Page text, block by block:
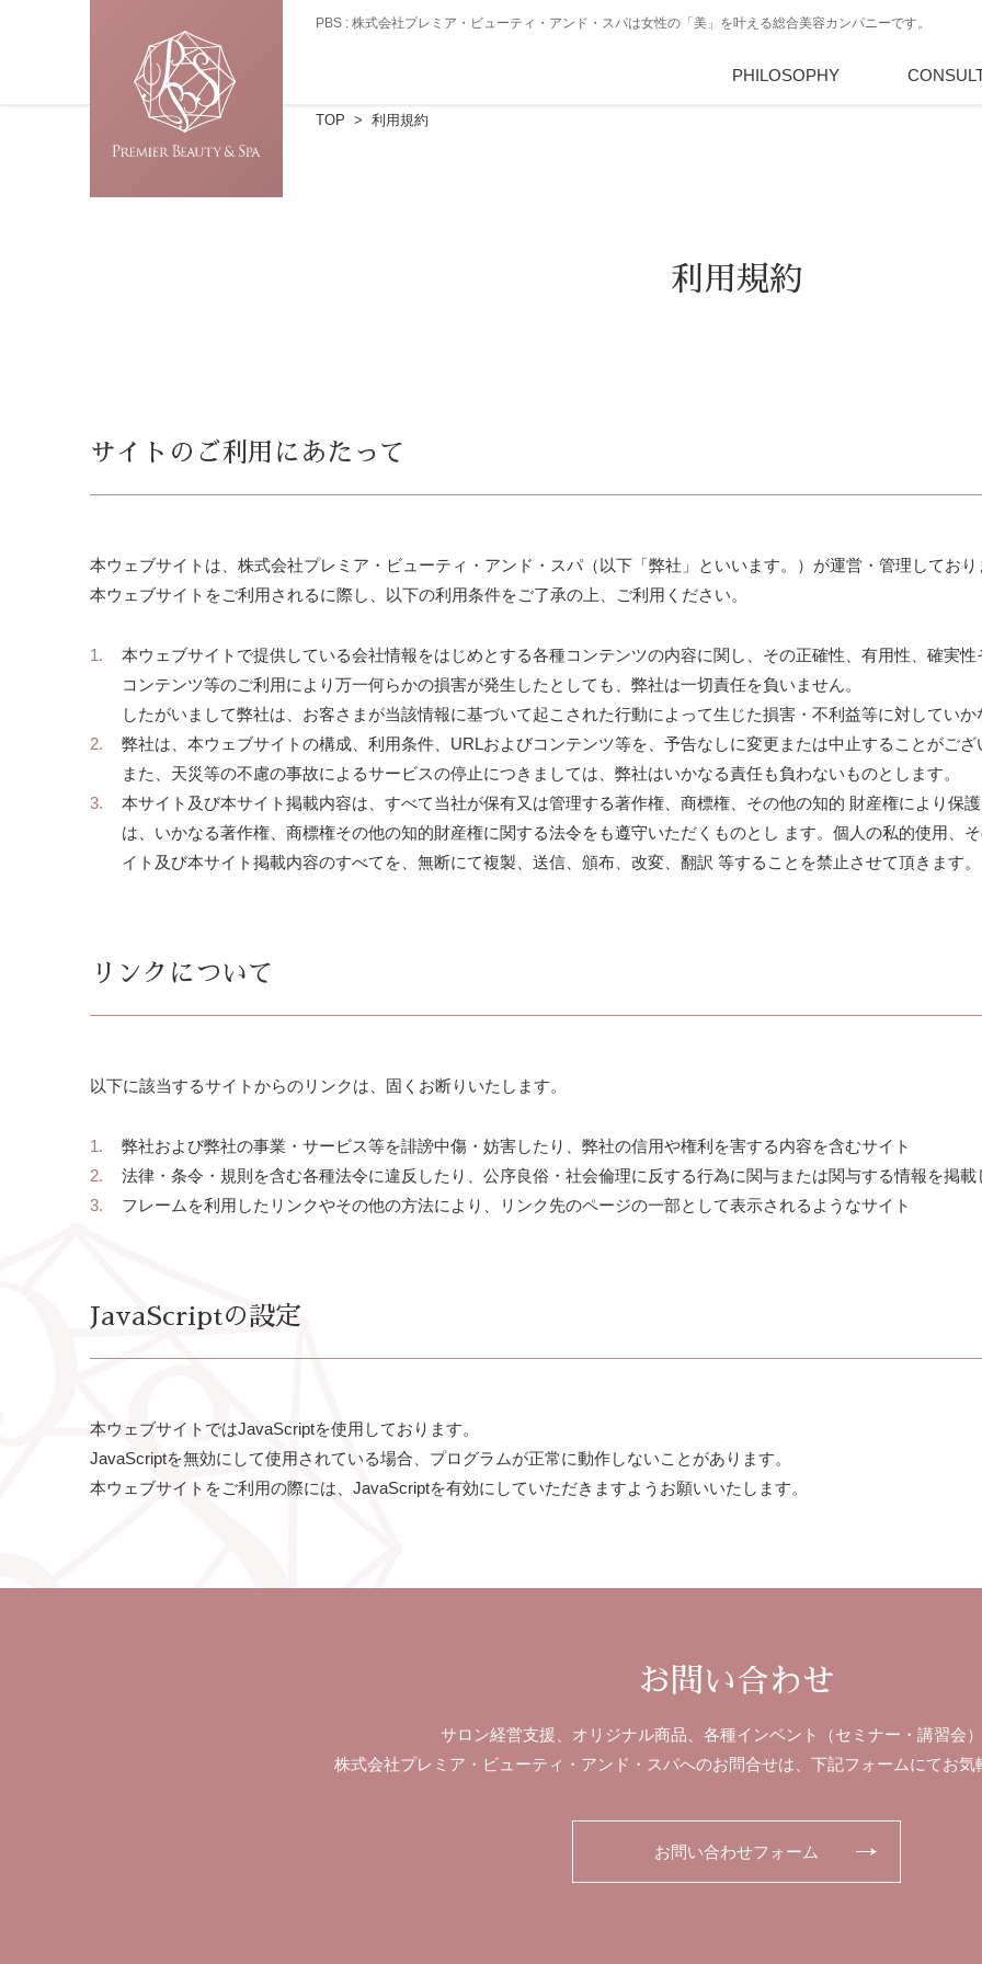
PBS : 株式会社プレミア・ビューティ・アンド・スパは女性の「美」を叶える総合美容カンパニーです。
PHILOSOPHY
PBSとは サロン経
TOP 利用規約
利用規約
サイトのご利用にあたって
本ウェブサイトは、株式会社プレミア・ビューティ・アンド・スパ（以下「弊社」といいます。）が運営・管理しており
本ウェブサイトをご利用されるに際し、以下の利用条件をご了承の上、ご利用ください。
本ウェブサイトで提供している会社情報をはじめとする各種コンテンツの内容に関し、その正確性、有用性、確実性
コンテンツ等のご利用により万一何らかの損害が発生したとしても、弊社は一切責任を負いません。
したがいまして弊社は、お客さまが当該情報に基づいて起こされた行動によって生じた損害・不利益等に対していか
弊社は、本ウェブサイトの構成、利用条件、URLおよびコンテンツ等を、予告なしに変更または中止することがござ
また、天災等の不慮の事故によるサービスの停止につきましては、弊社はいかなる責任も負わないものとします。
本サイト及び本サイト掲載内容は、すべて当社が保有又は管理する著作権、商標権、その他の知的 財産権により保
は、いかなる著作権、商標権その他の知的財産権に関する法令をも遵守いただくものとし ます。個人の私的使用、
イト及び本サイト掲載内容のすべてを、無断にて複製、送信、頒布、改変、翻訳 等することを禁止させて頂きます。
リンクについて
以下に該当するサイトからのリンクは、固くお断りいたします。
弊社および弊社の事業・サービス等を誹謗中傷・妨害したり、弊社の信用や権利を害する内容を含むサイト
法律・条令・規則を含む各種法令に違反したり、公序良俗・社会倫理に反する行為に関与または関与する情報を掲載
フレームを利用したリンクやその他の方法により、リンク先のページの一部として表示されるようなサイト
JavaScriptの設定
本ウェブサイトではJavaScriptを使用しております。
JavaScriptを無効にして使用されている場合、プログラムが正常に動作しないことがあります。
本ウェブサイトをご利用の際には、JavaScriptを有効にしていただきますようお願いいたします。
お問い合わせ
サロン経営支援、オリジナル商品、各種インベント（セミナー・講習会）
株式会社プレミア・ビューティ・アンド・スパへのお問合せは、下記フォームにてお気
お問い合わせフォーム